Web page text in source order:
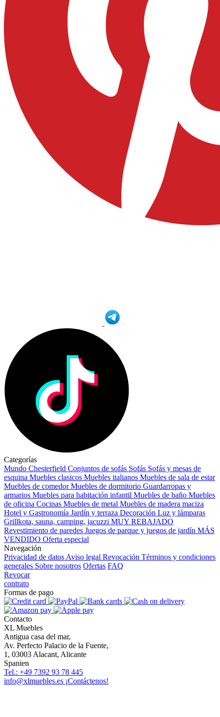
Categorías
Mundo Chesterfield Conjuntos de sofás Sofás Sofás y mesas de
esquina Muebles clasicos Muebles italianos Muebles de sala de estar
Muebles de comedorMuebles de dormitorio Guardarropas y
armarios Muebles para habitación infantil Muebles de baño Muebles
de oficina Cocinas Muebles de metal Muebles de madera maciza
Hotel y Gastronomía Jardín y terraza Decoración Luz y lámparas
Grillkota, sauna, camping, jacuzzi MUY REBAJADO
Revestimiento de paredes Juegos de parque y juegos de jardín MÁS
VENDIDO Oferta especial
Navegación
Privacidad de datos Aviso legal Revocación Términos y condiciones
generales Sobre nosotros Ofertas FAQ
Revocar
contrato
Formas de pago
Contacto
XL Muebles
Antigua casa del mar,
Av. Perfecto Palacio de la Fuente,
1, 03003 Alacant, Alicante
Spanien
Tel.: +49 7392 93 78 445
info@xlmuebles.es ¡Contáctenos!